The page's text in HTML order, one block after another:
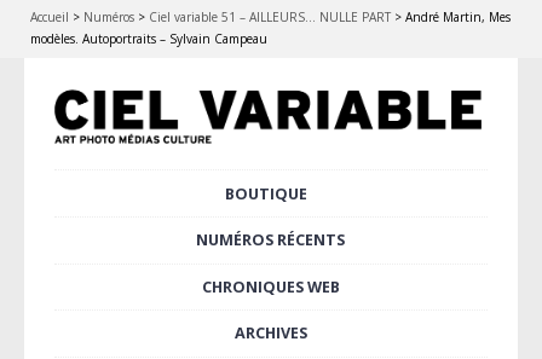
Accueil > Numéros > Ciel variable 51 – AILLEURS… NULLE PART > André Martin, Mes
modèles. Autoportraits – Sylvain Campeau
BOUTIQUE
NUMÉROS RÉCENTS
CHRONIQUES WEB
ARCHIVES